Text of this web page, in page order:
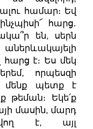
համար։ Եվ
հարց․
են, սերն
հարց է։ Ես մեկ
որպեսզի
մենք պետք է
թեման։ Եկե՛ք
մասին, մարդ
է, այլ